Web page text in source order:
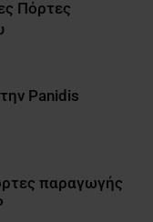
Πόρτες
Panidis
παραγωγής